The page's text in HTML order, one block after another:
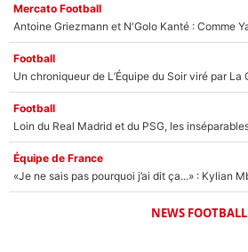
Mercato Football
Football
Football
Équipe de France
NEWS FOOTBALL